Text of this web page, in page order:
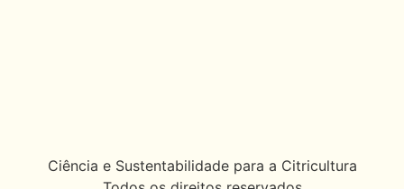
Ciência e Sustentabilidade para a Citricultura